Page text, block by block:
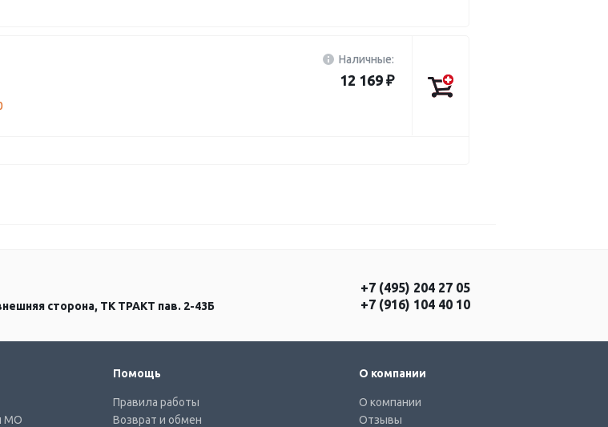
Наличные:
12 169 ₽
сторона, ТК ТРАКТ пав. 2-43Б
+7 (495) 204 27 05
+7 (916) 104 40 10
МО
Помощь
Правила работы
Возврат и обмен
О компании
О компании
Отзывы